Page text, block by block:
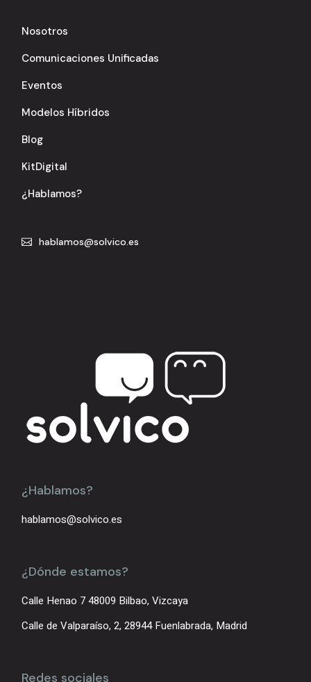
Nosotros
Comunicaciones Unificadas
Eventos
Modelos Híbridos
Blog
KitDigital
¿Hablamos?
hablamos@solvico.es
¿Hablamos?
hablamos@solvico.es
¿Dónde estamos?
Calle Henao 7 48009 Bilbao, Vizcaya
Calle de Valparaíso, 2, 28944 Fuenlabrada, Madrid
Redes sociales